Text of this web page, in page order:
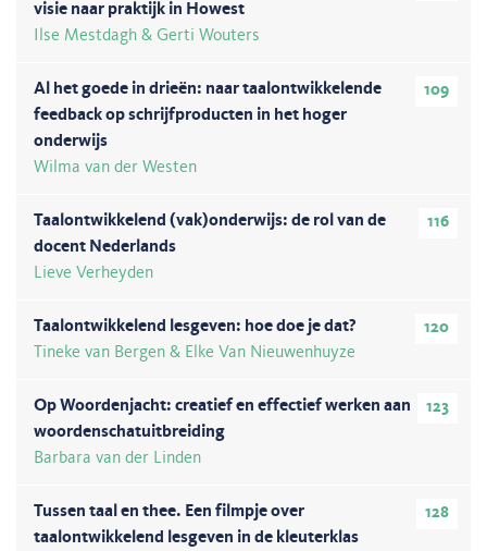
visie naar praktijk in Howest
Ilse Mestdagh & Gerti Wouters
109
Al het goede in drieën: naar taalontwikkelende
feedback op schrijfproducten in het hoger
onderwijs
Wilma van der Westen
116
Taalontwikkelend (vak)onderwijs: de rol van de
docent Nederlands
Lieve Verheyden
120
Taalontwikkelend lesgeven: hoe doe je dat?
Tineke van Bergen & Elke Van Nieuwenhuyze
123
Op Woordenjacht: creatief en effectief werken aan
woordenschatuitbreiding
Barbara van der Linden
128
Tussen taal en thee. Een filmpje over
taalontwikkelend lesgeven in de kleuterklas